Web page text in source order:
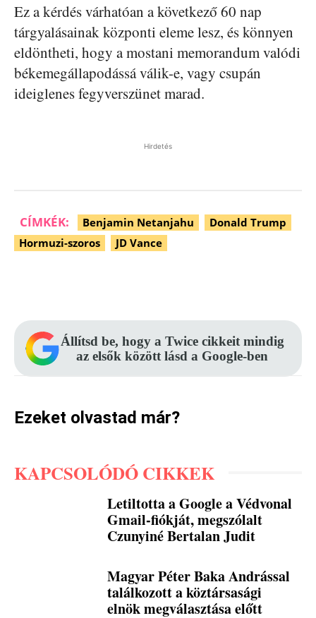
Ez a kérdés várhatóan a következő 60 nap
tárgyalásainak központi eleme lesz, és könnyen
eldöntheti, hogy a mostani memorandum valódi
békemegállapodássá válik-e, vagy csupán
ideiglenes fegyverszünet marad.
Hirdetés
CÍMKÉK: Benjamin Netanjahu
Donald Trump
Hormuzi-szoros
JD Vance
Állítsd be, hogy a Twice cikkeit mindig
az elsők között lásd a Google-ben
Ezeket olvastad már?
KAPCSOLÓDÓ CIKKEK
Letiltotta a Google a Védvonal
Gmail-fiókját, megszólalt
Czunyiné Bertalan Judit
Magyar Péter Baka Andrással
találkozott a köztársasági
elnök megválasztása előtt